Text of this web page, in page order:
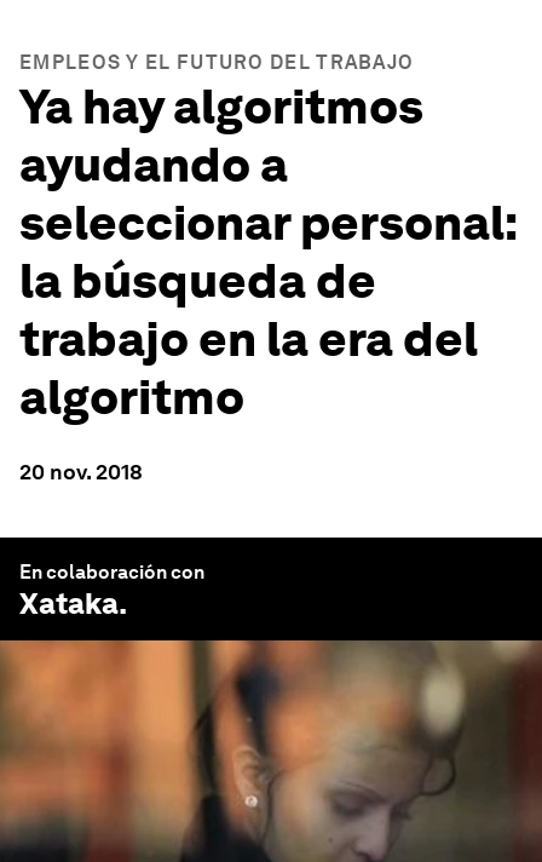
EMPLEOS Y EL FUTURO DEL TRABAJO
Ya hay algoritmos
ayudando a
seleccionar personal:
la búsqueda de
trabajo en la era del
algoritmo
20 nov. 2018
En colaboración con
Xataka.